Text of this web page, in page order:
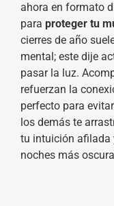
ahora en formato
para proteger tu
cierres de año
mental; este dije
pasar la luz.
refuerzan la
perfecto para
los demás te
tu intuición afilada
noches más